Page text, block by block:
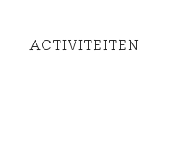
ACTIVITEITEN